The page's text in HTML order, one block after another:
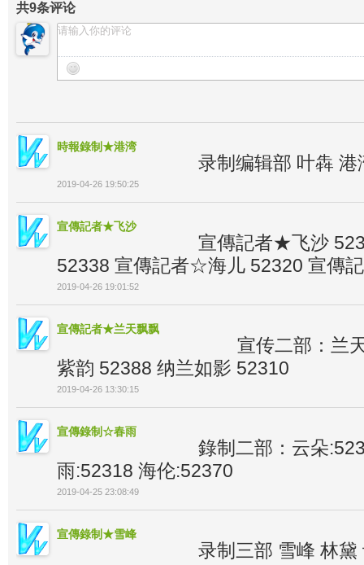
共9条评论
時報錄制★港湾
录制编辑部 叶犇 港
2019-04-26 19:50:25
宣傳記者★飞沙
宣傳記者★飞沙
52338 宣傳記者☆海儿 52320 宣傳
2019-04-26 19:01:52
宣傳記者★兰天飘飘
宣传二部：兰
紫韵 52388 纳兰如影 52310
2019-04-26 13:30:15
宣傳錄制☆春雨
錄制二部：云朵
雨:52318 海伦:52370
2019-04-25 23:08:49
宣傳錄制★雪峰
录制三部 雪峰 林黛